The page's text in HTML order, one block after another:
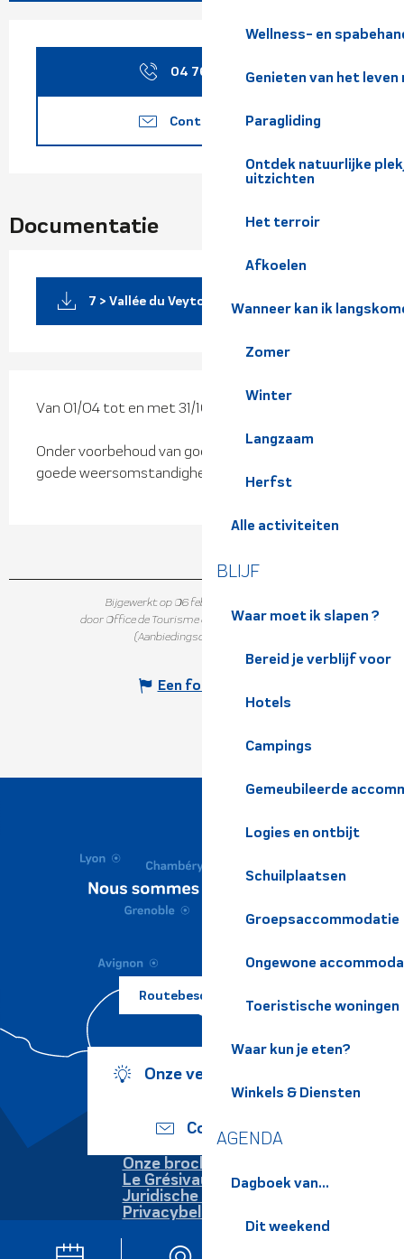
Wellness- en
Genieten van het
Paragliding
Ontdek natuurlijke
uitzichten
Het terroir
Afkoelen
Wanneer kan ik
Zomer
Winter
Langzaam
Herfst
Alle activiteiten
BLIJF
Waar moet ik slapen ?
Bereid je verblijf voor
Hotels
Campings
Gemeubileerde
Logies en ontbijt
Schuilplaatsen
Groepsaccommodatie
Ongewone
Toeristische woningen
Waar kun je eten?
Winkels & Diensten
AGENDA
Dagboek van...
Dit weekend
Openingstijden en
04 76 45 10▒▒
Contacteer ons
Documentatie
7 > Vallée du Veyton - 23km
Van 01/04 tot en met 31/10.
Onder voorbehoud van goede sneeuwcondities en
goede weersomstandigheden.
Bijgewerkt op 06 februari 2024 in 18:09
door Office de Tourisme de Belledonne Chartreuse
(Aanbiedingscode :
Een fout melden
Routebeschrijving ?
Onze verplichtingen
Contact
Onze brochures
Le Grésivaudan
Juridische informatie
Privacybeleid